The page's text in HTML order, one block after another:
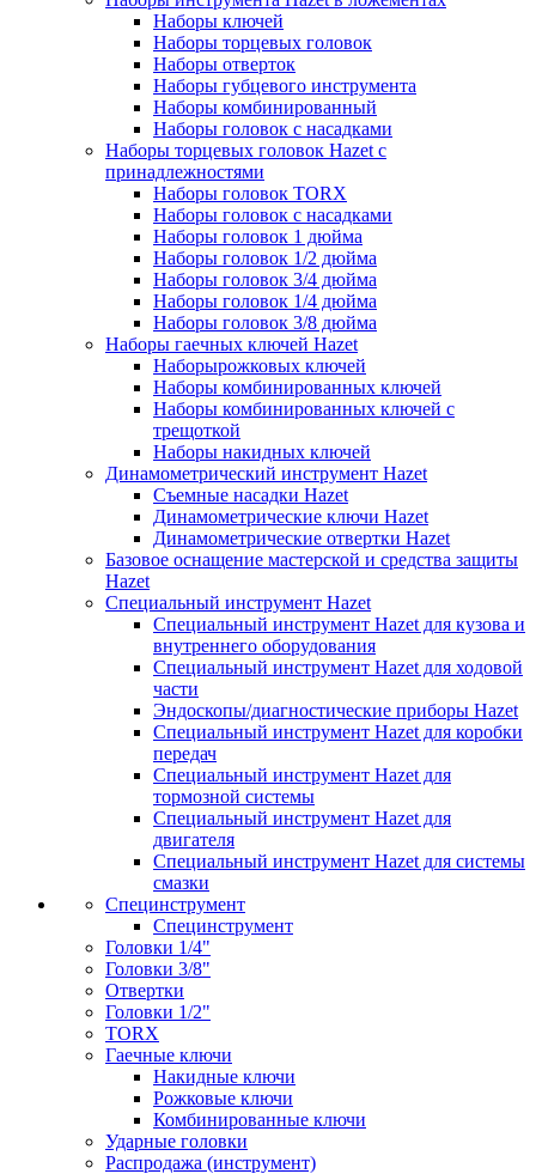
Наборы ключей
Наборы торцевых головок
Наборы отверток
Наборы губцевого инструмента
Наборы комбинированный
Наборы головок с насадками
Наборы торцевых головок Hazet с
принадлежностями
Наборы головок TORX
Наборы головок с насадками
Наборы головок 1 дюйма
Наборы головок 1/2 дюйма
Наборы головок 3/4 дюйма
Наборы головок 1/4 дюйма
Наборы головок 3/8 дюйма
Наборы гаечных ключей Hazet
Наборырожковых ключей
Наборы комбинированных ключей
Наборы комбинированных ключей с
трещоткой
Наборы накидных ключей
Динамометрический инструмент Hazet
Съемные насадки Hazet
Динамометрические ключи Hazet
Динамометрические отвертки Hazet
Базовое оснащение мастерской и средства защиты
Hazet
Специальный инструмент Hazet
Специальный инструмент Hazet для кузова и
внутреннего оборудования
Специальный инструмент Hazet для ходовой
части
Эндоскопы/диагностические приборы Hazet
Специальный инструмент Hazet для коробки
передач
Специальный инструмент Hazet для
тормозной системы
Специальный инструмент Hazet для
двигателя
Специальный инструмент Hazet для системы
смазки
Специнструмент
Специнструмент
Головки 1/4"
Головки 3/8"
Отвертки
Головки 1/2"
TORX
Гаечные ключи
Накидные ключи
Рожковые ключи
Комбинированные ключи
Ударные головки
Распродажа (инструмент)